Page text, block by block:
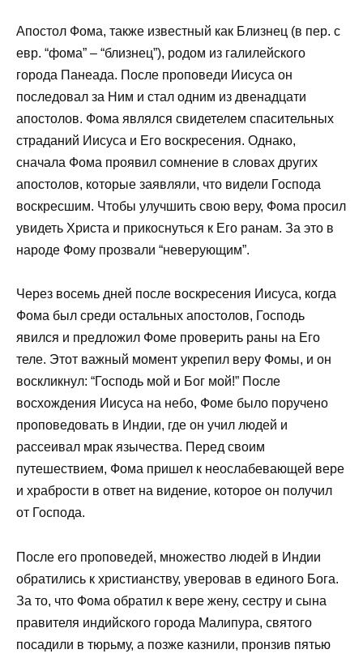
Апостол Фома, также известный как Близнец (в пер. с
евр. “фома” – “близнец”), родом из галилейского
города Панеада. После проповеди Иисуса он
последовал за Ним и стал одним из двенадцати
апостолов. Фома являлся свидетелем спасительных
страданий Иисуса и Его воскресения. Однако,
сначала Фома проявил сомнение в словах других
апостолов, которые заявляли, что видели Господа
воскресшим. Чтобы улучшить свою веру, Фома просил
увидеть Христа и прикоснуться к Его ранам. За это в
народе Фому прозвали “неверующим”.
Через восемь дней после воскресения Иисуса, когда
Фома был среди остальных апостолов, Господь
явился и предложил Фоме проверить раны на Его
теле. Этот важный момент укрепил веру Фомы, и он
воскликнул: “Господь мой и Бог мой!” После
восхождения Иисуса на небо, Фоме было поручено
проповедовать в Индии, где он учил людей и
рассеивал мрак язычества. Перед своим
путешествием, Фома пришел к неослабевающей вере
и храбрости в ответ на видение, которое он получил
от Господа.
После его проповедей, множество людей в Индии
обратились к христианству, уверовав в единого Бога.
За то, что Фома обратил к вере жену, сестру и сына
правителя индийского города Малипура, святого
посадили в тюрьму, а позже казнили, пронзив пятью